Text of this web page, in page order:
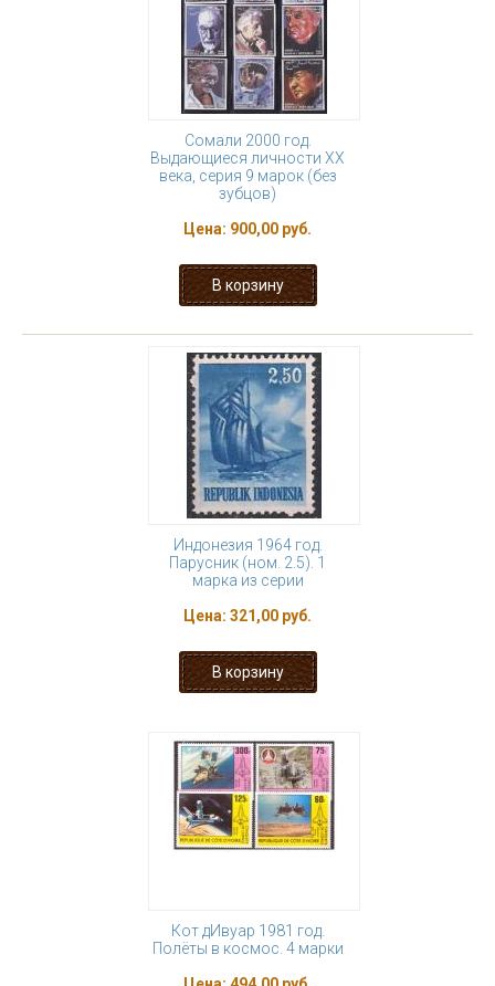
Сомали 2000 год.
Выдающиеся личности ХХ
века, серия 9 марок (без
зубцов)
Цена: 900,00 руб.
Индонезия 1964 год.
Парусник (ном. 2.5). 1
марка из серии
Цена: 321,00 руб.
Кот дИвуар 1981 год.
Полёты в космос. 4 марки